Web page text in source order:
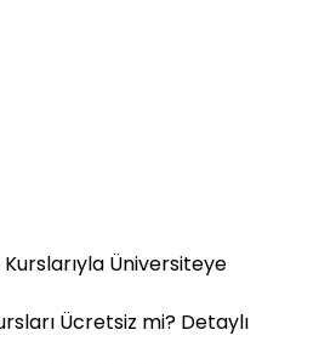
Kurslarıyla Üniversiteye
Ücretsiz mi? Detaylı